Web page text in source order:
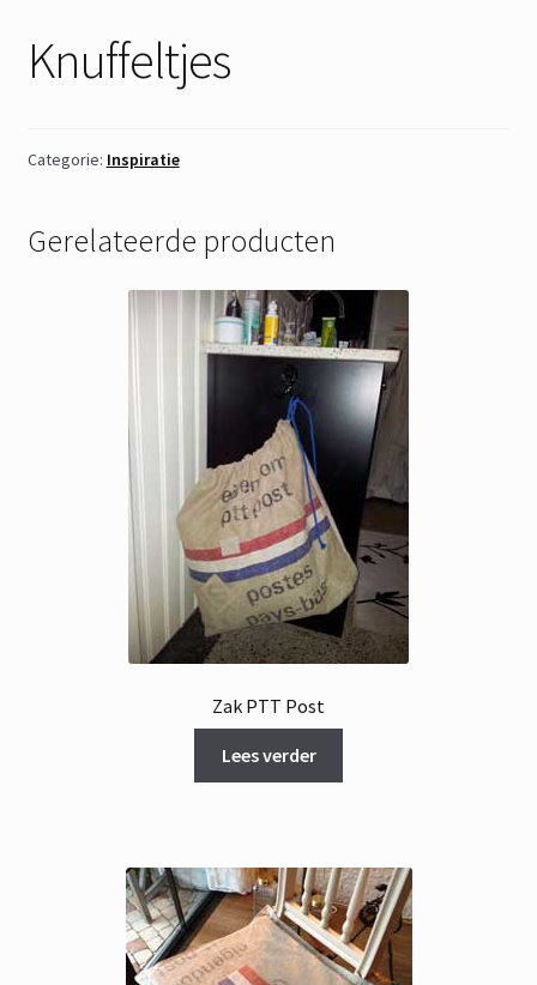
Knuffeltjes
Categorie: Inspiratie
Gerelateerde producten
Zak PTT Post
Lees verder